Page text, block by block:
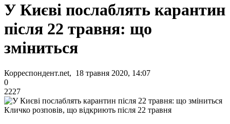
У Києві послаблять карантин
після 22 травня: що
зміниться
Корреспондент.net, 18 травня 2020, 14:07
0
2227
Кличко розповів, що відкриють після 22 травня